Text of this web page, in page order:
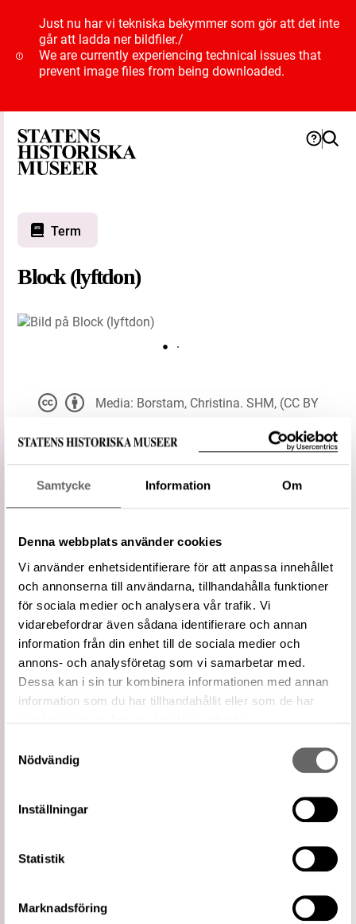
Samtycke Information Om
Denna webbplats använder cookies
Vi använder enhetsidentifierare för att anpassa innehållet
och annonserna till användarna, tillhandahålla funktioner
för sociala medier och analysera vår trafik. Vi
vidarebefordrar även sådana identifierare och annan
information från din enhet till de sociala medier och
annons- och analysföretag som vi samarbetar med.
Dessa kan i sin tur kombinera informationen med annan
information som du har tillhandahållit eller som de har
Nödvändig
Inställningar
Statistik
Marknadsföring
Just nu har vi tekniska bekymmer som gör att det inte
går att ladda ner bildfiler./
We are currently experiencing technical issues that
prevent image files from being downloaded.
Term
Block (lyftdon)
Typ
Föremålsbenämning
Status
Föredragen term
Vidare
term
Hissanordning
Lyftdon
term
Relaterade
https://samlingar.shm.se/term/57A86BAD-
Media: Borstam, Christina. SHM, (CC BY
Du får bearbeta och dela verket för alla ändamål,
även kommersiella, så länge du anger
upphovsperson och licensgivare.
LADDA NER MEDIA
Information om bilden